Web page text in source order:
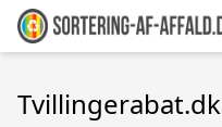
Tvillingerabat.dk